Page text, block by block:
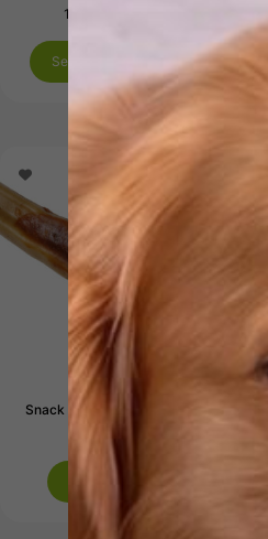
15,09
Seleccionar opciones
Snack Light BBQ Chuleta. 1kg
33,49
Añadir al carrito